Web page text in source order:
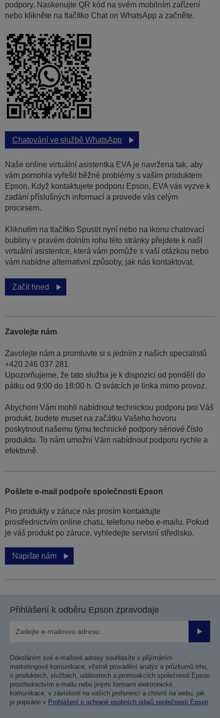
podpory. Naskenujte QR kód na svém mobilním zařízení
nebo klikněte na tlačítko Chat on WhatsApp a začněte.
Chatování ve službě WhatsApp
Naše online virtuální asistentka EVA je navržena tak, aby
vám pomohla vyřešit běžné problémy s vaším produktem
Epson. Když kontaktujete podporu Epson, EVA vás vyzve k
zadání příslušných informací a provede vás celým
procesem.
Kliknutím na tlačítko Spustit nyní nebo na ikonu chatovací
bubliny v pravém dolním rohu této stránky přejdete k naší
virtuální asistentce, která vám pomůže s vaší otázkou nebo
vám nabídne alternativní způsoby, jak nás kontaktovat.
Začít hned
Zavolejte nám
Zavolejte nám a promluvte si s jedním z našich specialistů
+420 246 037 281
Upozorňujeme, že tato služba je k dispozici od pondělí do
pátku od 9:00 do 18:00 h. O svátcích je linka mimo provoz.
Abychom Vám mohli nabídnout technickou podporu pro Váš
produkt, budete muset na začátku Vašeho hovoru
poskytnout našemu týmu technické podpory sériové číslo
produktu. To nám umožní Vám nabídnout podporu rychle a
efektivně.
Pošlete e-mail podpoře společnosti Epson
Pro produkty v záruce nás prosím kontaktujte
prostřednictvím online chatu, telefonu nebo e-mailu. Pokud
je váš produkt po záruce, vyhledejte servisní středisko.
Napište nám
Přihlášení k odběru Epson zpravodaje
Odesláním své e-mailové adresy souhlasíte s přijímáním
marketingové komunikace, včetně provádění analýz a průzkumů trhu,
o produktech, službách, událostech a promoakcích společnosti Epson
prostřednictvím e-mailu nebo jinými formami elektronické
komunikace, v závislosti na vašich preferencí a chovní na webu, jak
je popsáno v Prohlášení o ochraně osobních údajů společnosti Epson